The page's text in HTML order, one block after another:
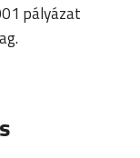
pályázat